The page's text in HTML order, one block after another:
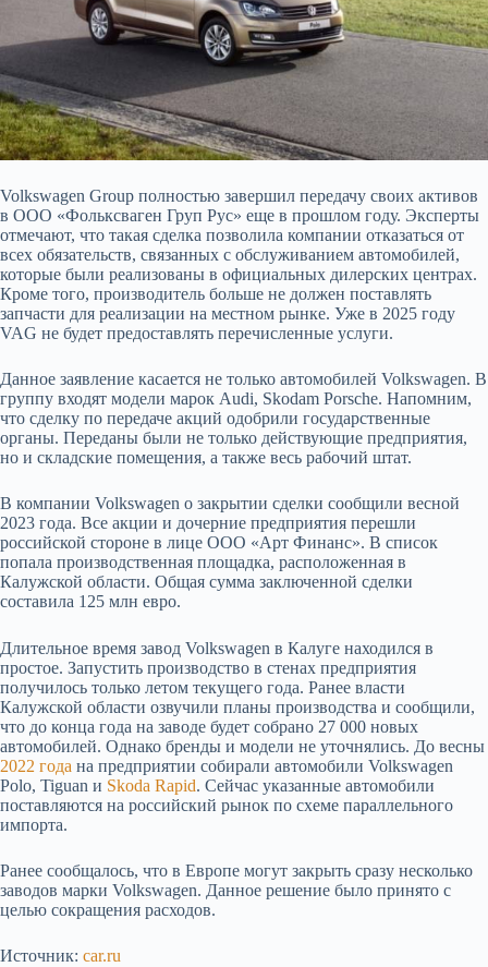
Volkswagen Group полностью завершил передачу своих активов
в ООО «Фольксваген Груп Рус» еще в прошлом году. Эксперты
отмечают, что такая сделка позволила компании отказаться от
всех обязательств, связанных с обслуживанием автомобилей,
которые были реализованы в официальных дилерских центрах.
Кроме того, производитель больше не должен поставлять
запчасти для реализации на местном рынке. Уже в 2025 году
VAG не будет предоставлять перечисленные услуги.
Данное заявление касается не только автомобилей Volkswagen. В
группу входят модели марок Audi, Skodam Porsche. Напомним,
что сделку по передаче акций одобрили государственные
органы. Переданы были не только действующие предприятия,
но и складские помещения, а также весь рабочий штат.
В компании Volkswagen о закрытии сделки сообщили весной
2023 года. Все акции и дочерние предприятия перешли
российской стороне в лице ООО «Арт Финанс». В список
попала производственная площадка, расположенная в
Калужской области. Общая сумма заключенной сделки
составила 125 млн евро.
Длительное время завод Volkswagen в Калуге находился в
простое. Запустить производство в стенах предприятия
получилось только летом текущего года. Ранее власти
Калужской области озвучили планы производства и сообщили,
что до конца года на заводе будет собрано 27 000 новых
автомобилей. Однако бренды и модели не уточнялись. До весны
2022 года на предприятии собирали автомобили Volkswagen
Polo, Tiguan и Skoda Rapid. Сейчас указанные автомобили
поставляются на российский рынок по схеме параллельного
импорта.
Ранее сообщалось, что в Европе могут закрыть сразу несколько
заводов марки Volkswagen. Данное решение было принято с
целью сокращения расходов.
Источник: car.ru